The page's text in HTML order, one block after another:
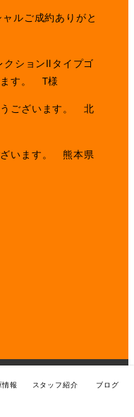
ルご成約ありがと
ションⅡタイプゴ
ます。 T様
うございます。 北
ざいます。 熊本県
Reserved.
情報 スタッフ紹介 ブログ